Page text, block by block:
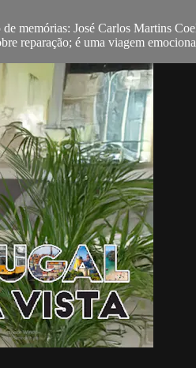
memórias: José Carlos Martins
reparação; é uma viagem